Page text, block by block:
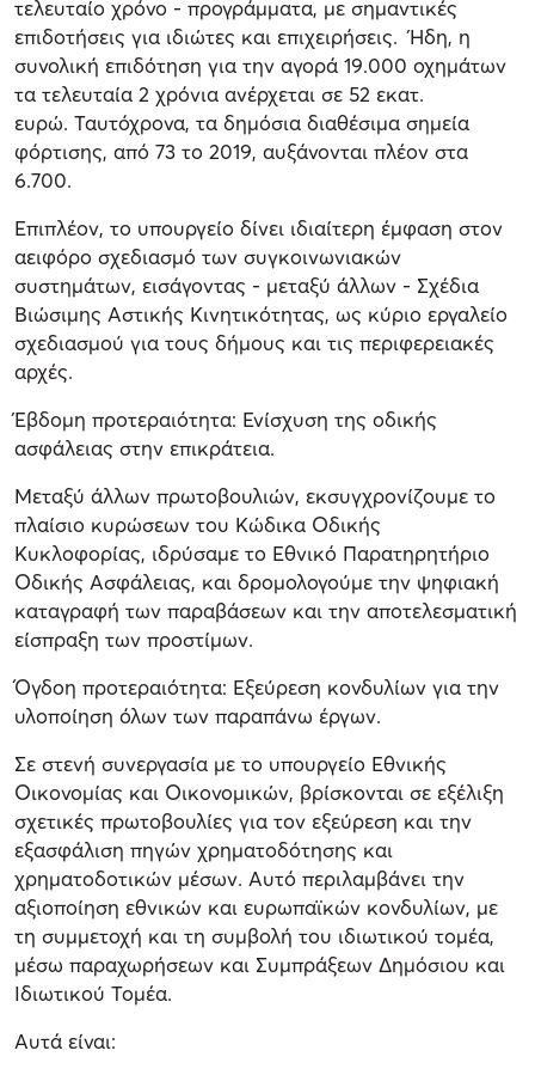
τελευταίο χρόνο - προγράμματα, με σημαντικές
επιδοτήσεις για ιδιώτες και επιχειρήσεις. Ήδη, η
συνολική επιδότηση για την αγορά 19.000 οχημάτων
τα τελευταία 2 χρόνια ανέρχεται σε 52 εκατ.
ευρώ. Ταυτόχρονα, τα δημόσια διαθέσιμα σημεία
φόρτισης, από 73 το 2019, αυξάνονται πλέον στα
6.700.
Επιπλέον, το υπουργείο δίνει ιδιαίτερη έμφαση στον
αειφόρο σχεδιασμό των συγκοινωνιακών
συστημάτων, εισάγοντας - μεταξύ άλλων - Σχέδια
Βιώσιμης Αστικής Κινητικότητας, ως κύριο εργαλείο
σχεδιασμού για τους δήμους και τις περιφερειακές
αρχές.
Έβδομη προτεραιότητα: Ενίσχυση της οδικής
ασφάλειας στην επικράτεια.
Μεταξύ άλλων πρωτοβουλιών, εκσυγχρονίζουμε το
πλαίσιο κυρώσεων του Κώδικα Οδικής
Κυκλοφορίας, ιδρύσαμε το Εθνικό Παρατηρητήριο
Οδικής Ασφάλειας, και δρομολογούμε την ψηφιακή
καταγραφή των παραβάσεων και την αποτελεσματική
είσπραξη των προστίμων.
Όγδοη προτεραιότητα: Εξεύρεση κονδυλίων για την
υλοποίηση όλων των παραπάνω έργων.
Σε στενή συνεργασία με το υπουργείο Εθνικής
Οικονομίας και Οικονομικών, βρίσκονται σε εξέλιξη
σχετικές πρωτοβουλίες για τον εξεύρεση και την
εξασφάλιση πηγών χρηματοδότησης και
χρηματοδοτικών μέσων. Αυτό περιλαμβάνει την
αξιοποίηση εθνικών και ευρωπαϊκών κονδυλίων, με
τη συμμετοχή και τη συμβολή του ιδιωτικού τομέα,
μέσω παραχωρήσεων και Συμπράξεων Δημόσιου και
Ιδιωτικού Τομέα.
Αυτά είναι: